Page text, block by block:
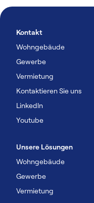
Kontakt
Wohngebäude
Gewerbe
Vermietung
Kontaktieren Sie uns
Linkedln
Youtube
Unsere Lösungen
Wohngebäude
Gewerbe
Vermietung